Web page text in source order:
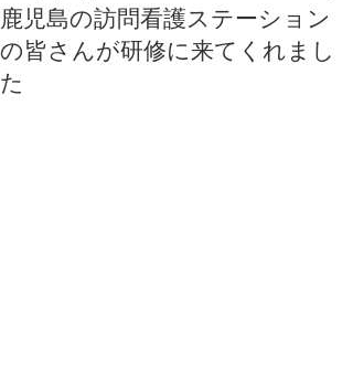
鹿児島の訪問看護ステーション
の皆さんが研修に来てくれまし
た